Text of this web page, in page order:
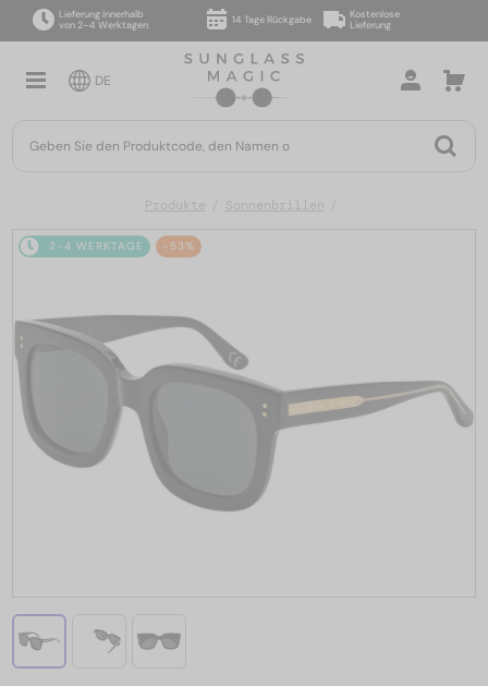
Lieferung innerhalb
von 2–4 Werktagen
14 Tage Rückgabe
Kostenlose
Lieferung
DE
Produkte Sonnenbrillen
2-4 WERKTAGE -53%